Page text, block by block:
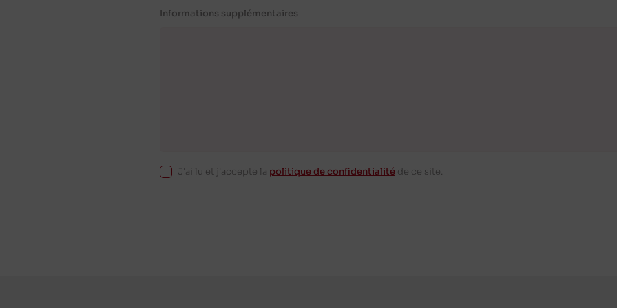
Informations supplémentaires
J'ai lu et j'accepte la politique de confidentialité de ce site.